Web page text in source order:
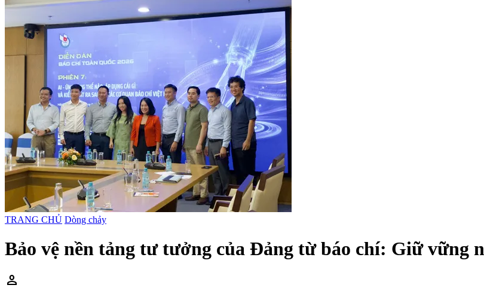
TRANG CHỦ Dòng chảy
Bảo vệ nền tảng tư tưởng của Đảng từ báo chí: Giữ vững
person